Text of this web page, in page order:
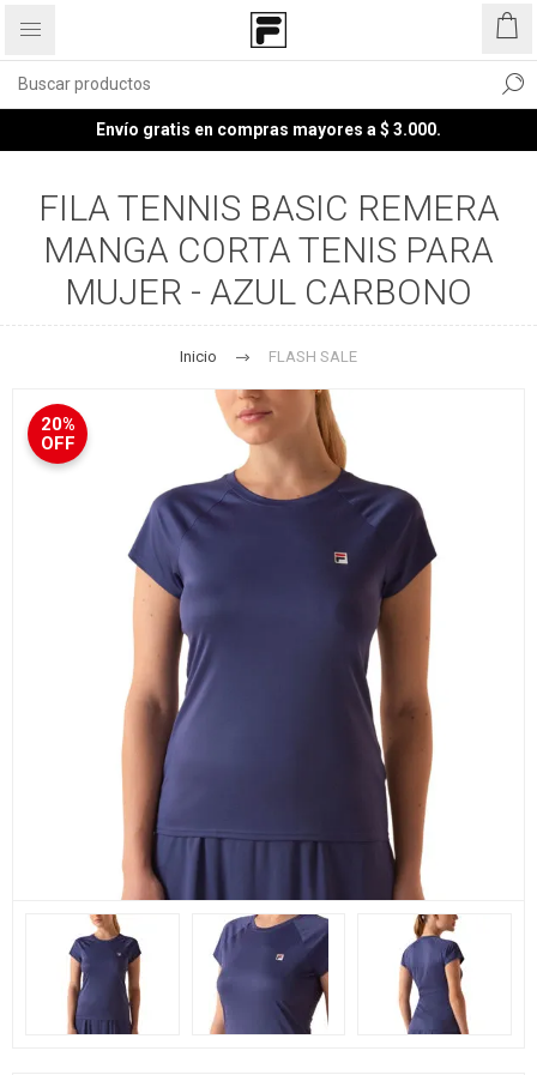
Envío gratis en compras mayores a $ 3.000.
FILA TENNIS BASIC REMERA
MANGA CORTA TENIS PARA
MUJER - AZUL CARBONO
Inicio FLASH SALE
20%
OFF